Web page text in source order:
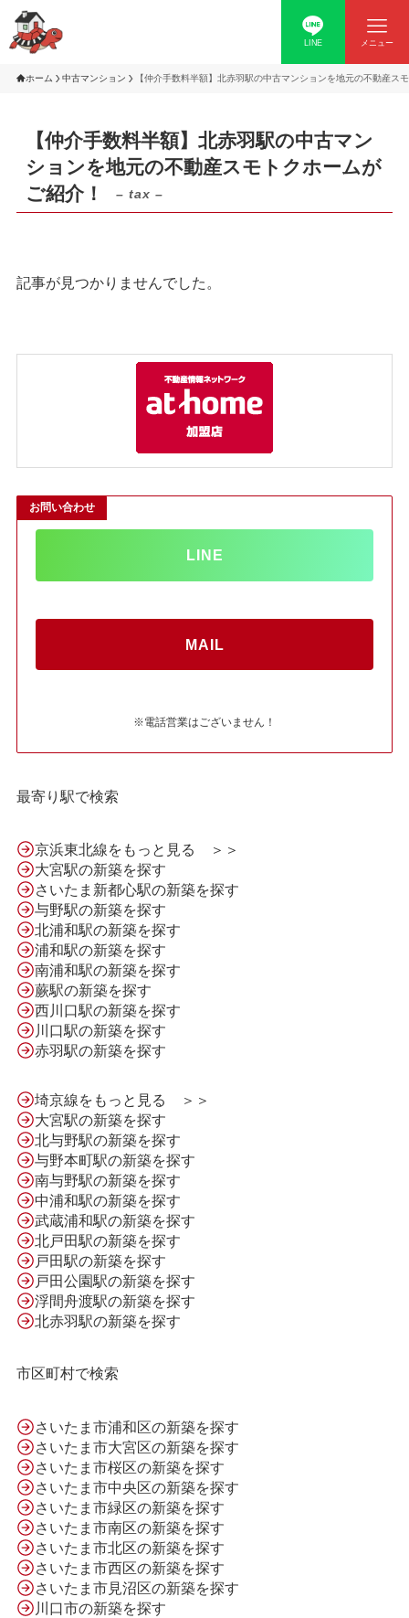
LINE問合せ
メール問合せ
会社案内
利用規約
サイトマップ
LINE メニュー
ホーム 中古マンション 【仲介手数料半額】北赤羽駅の中古マンションを地元の不動産ス
【仲介手数料半額】北赤羽駅の中古マン
ションを地元の不動産スモトクホームが
ご紹介！
– tax –
記事が見つかりませんでした。
お問い合わせ
LINE
MAIL
※電話営業はございません！
最寄り駅で検索
京浜東北線をもっと見る ＞＞
大宮駅の新築を探す
さいたま新都心駅の新築を探す
与野駅の新築を探す
北浦和駅の新築を探す
浦和駅の新築を探す
南浦和駅の新築を探す
蕨駅の新築を探す
西川口駅の新築を探す
川口駅の新築を探す
赤羽駅の新築を探す
埼京線をもっと見る ＞＞
大宮駅の新築を探す
北与野駅の新築を探す
与野本町駅の新築を探す
南与野駅の新築を探す
中浦和駅の新築を探す
武蔵浦和駅の新築を探す
北戸田駅の新築を探す
戸田駅の新築を探す
戸田公園駅の新築を探す
浮間舟渡駅の新築を探す
北赤羽駅の新築を探す
市区町村で検索
さいたま市浦和区の新築を探す
さいたま市大宮区の新築を探す
さいたま市桜区の新築を探す
さいたま市中央区の新築を探す
さいたま市緑区の新築を探す
さいたま市南区の新築を探す
さいたま市北区の新築を探す
さいたま市西区の新築を探す
さいたま市見沼区の新築を探す
川口市の新築を探す